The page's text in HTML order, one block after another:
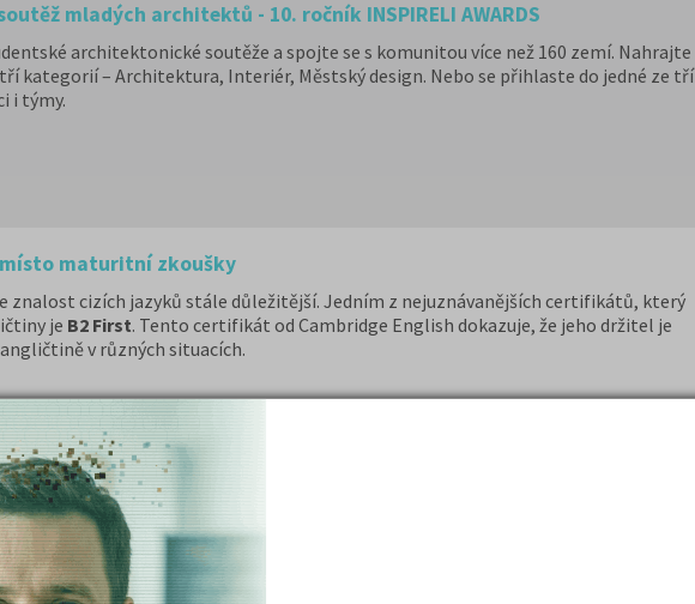
mladých architektů - 10. ročník INSPIRELI AWARDS
architektonické soutěže a spojte se s komunitou více než 160 zemí. Nahrajte
kategorií – Architektura, Interiér, Městský design. Nebo se přihlaste do jedné ze tří
i týmy.
maturitní zkoušky
znalost cizích jazyků stále důležitější. Jedním z nejuznávanějších certifikátů, který
je B2 First. Tento certifikát od Cambridge English dokazuje, že jeho držitel je
v různých situacích.
nabídku studia a vedle profesních studií, profesních kvalifikací a kurzů nabízí od
nově zřízené střední školy.